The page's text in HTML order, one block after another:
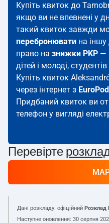
Купіть квиток до
якщо ви не впевнені у
такий квиток завжди
перебронювати на іншу
право на знижки PKP —
дітей і молоді, студентів
Купіть квиток
через інтернет з
Придбаний квиток ви
телефон у вигляді
Перевірте
Дані розкладу: офіційний Розклад
Наступне оновлення: 30 серпня